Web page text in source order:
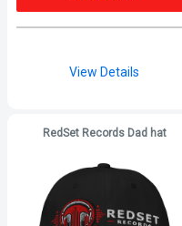
View Details
RedSet Records Dad hat